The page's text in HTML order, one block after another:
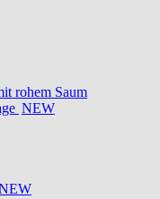
rohem Saum
NEW